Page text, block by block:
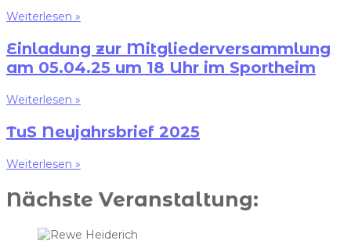
Weiterlesen »
Einladung zur Mitgliederversammlung
am 05.04.25 um 18 Uhr im Sportheim
Weiterlesen »
TuS Neujahrsbrief 2025
Weiterlesen »
Nächste Veranstaltung: